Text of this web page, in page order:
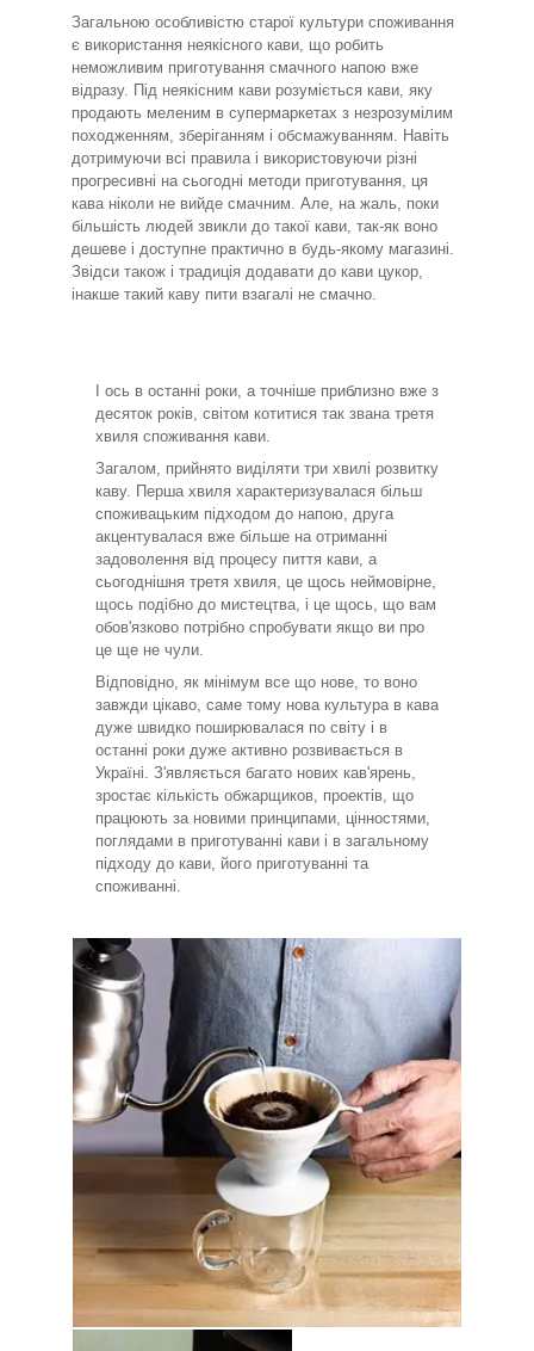
Загальною особливістю старої культури споживання
є використання неякісного кави, що робить
неможливим приготування смачного напою вже
відразу. Під неякісним кави розуміється кави, яку
продають меленим в супермаркетах з незрозумілим
походженням, зберіганням і обсмажуванням. Навіть
дотримуючи всі правила і використовуючи різні
прогресивні на сьогодні методи приготування, ця
кава ніколи не вийде смачним. Але, на жаль, поки
більшість людей звикли до такої кави, так-як воно
дешеве і доступне практично в будь-якому магазині.
Звідси також і традиція додавати до кави цукор,
інакше такий каву пити взагалі не смачно.
І ось в останні роки, а точніше приблизно вже з
десяток років, світом котитися так звана третя
хвиля споживання кави.
Загалом, прийнято виділяти три хвилі розвитку
каву. Перша хвиля характеризувалася більш
споживацьким підходом до напою, друга
акцентувалася вже більше на отриманні
задоволення від процесу пиття кави, а
сьогоднішня третя хвиля, це щось неймовірне,
щось подібно до мистецтва, і це щось, що вам
обов'язково потрібно спробувати якщо ви про
це ще не чули.
Відповідно, як мінімум все що нове, то воно
завжди цікаво, саме тому нова культура в кава
дуже швидко поширювалася по світу і в
останні роки дуже активно розвивається в
Україні. З'являється багато нових кав'ярень,
зростає кількість обжарщиков, проектів, що
працюють за новими принципами, цінностями,
поглядами в приготуванні кави і в загальному
підходу до кави, його приготуванні та
споживанні.